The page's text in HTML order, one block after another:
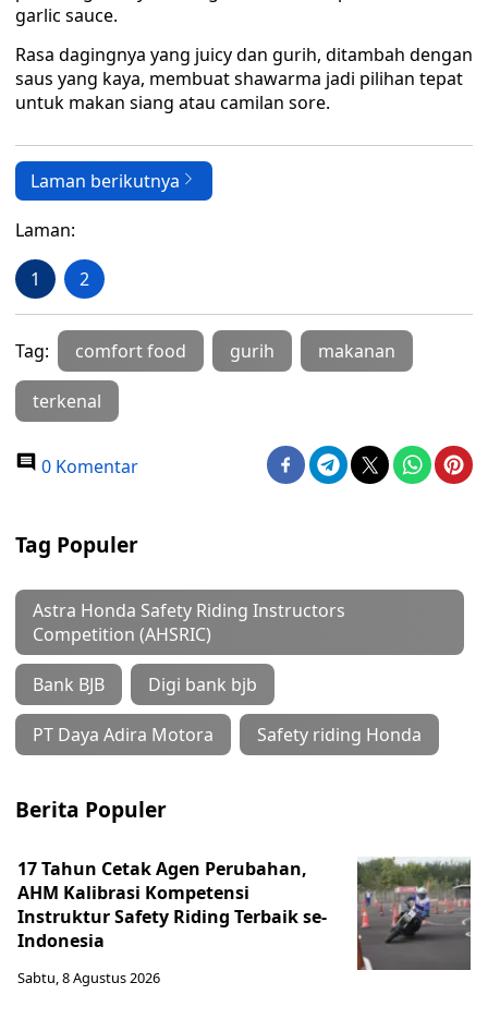
garlic sauce.
Rasa dagingnya yang juicy dan gurih, ditambah dengan
saus yang kaya, membuat shawarma jadi pilihan tepat
untuk makan siang atau camilan sore.
Laman berikutnya
Laman:
1 2
Tag: comfort food gurih makanan
terkenal
0 Komentar
Tag Populer
Astra Honda Safety Riding Instructors
Competition (AHSRIC)
Bank BJB Digi bank bjb
PT Daya Adira Motora Safety riding Honda
Berita Populer
17 Tahun Cetak Agen Perubahan,
AHM Kalibrasi Kompetensi
Instruktur Safety Riding Terbaik se-
Indonesia
Sabtu, 8 Agustus 2026